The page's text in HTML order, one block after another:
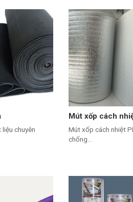
chuyên
Mút xốp cách
Mút xốp cách nhiệt
chống...